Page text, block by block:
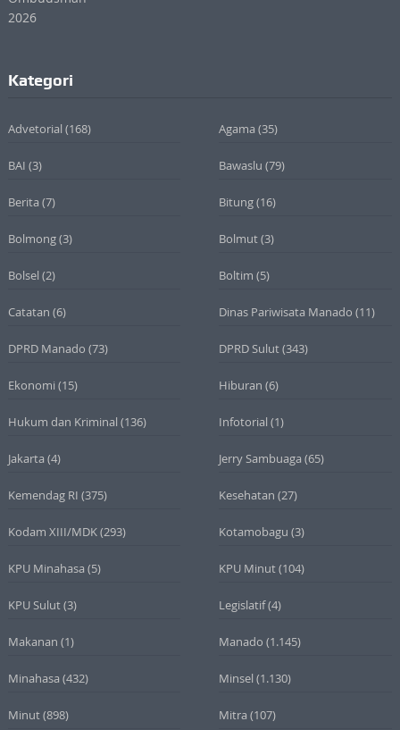
Kategori
Advetorial (168) Agama (35)
BAI (3) Bawaslu (79)
Berita (7) Bitung(16)
Bolmong(3) Bolmut(3)
Bolsel (2) Boltim (5)
Catatan (6) Dinas Pariwisata Manado (11)
DPRD Manado (73) DPRD Sulut(343)
Ekonomi (15) Hiburan (6)
Hukum dan Kriminal (136) Infotorial (1)
Jakarta (4) Jerry Sambuaga (65)
Kemendag RI (375) Kesehatan (27)
Kodam XIII/MDK(293) Kotamobagu (3)
KPU Minahasa (5) KPU Minut(104)
KPU Sulut(3) Legislatif(4)
Makanan (1) Manado (1.145)
Minahasa (432) Minsel (1.130)
Minut(898) Mitra (107)